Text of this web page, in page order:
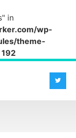
in
wp-
theme-
192